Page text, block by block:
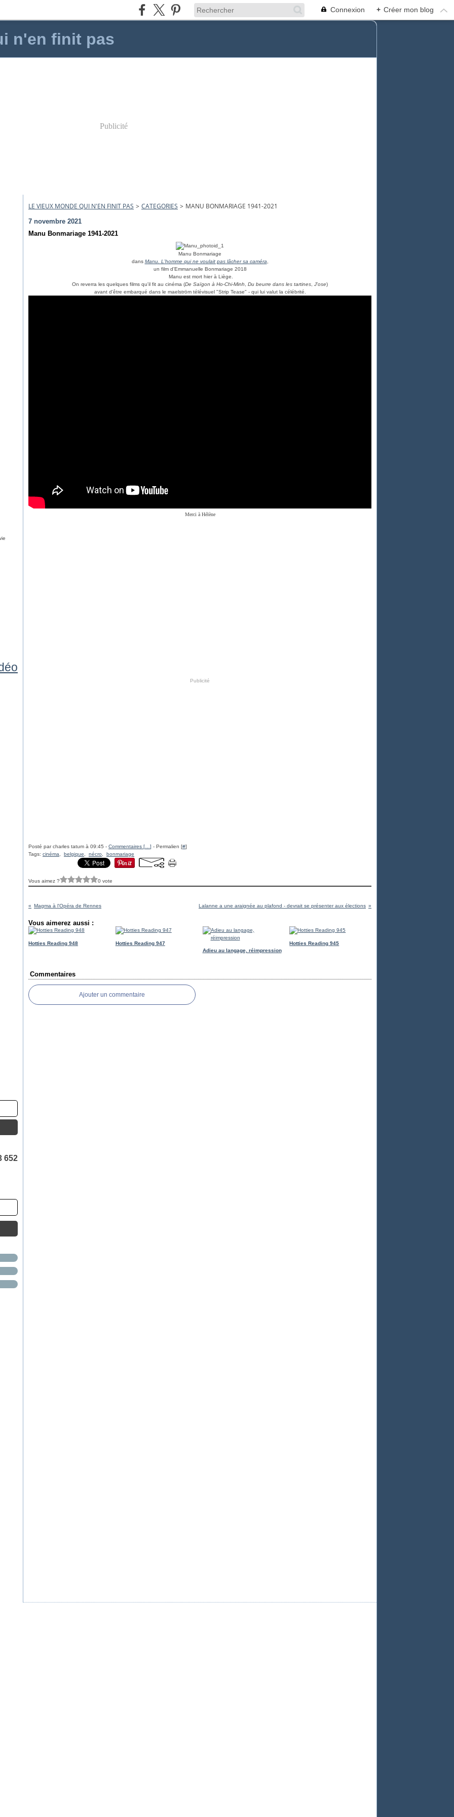
Connexion + Créer mon blog
n'en finit pas
Publicité
652
LE VIEUX MONDE QUI N'EN FINIT PAS > CATEGORIES > MANU BONMARIAGE 1941-2021
7 novembre 2021
Manu Bonmariage 1941-2021
Manu Bonmariage
dans Manu. L'homme qui ne voulait pas lâcher sa caméra
un film d'Emmanuelle Bonmariage 2018
Manu est mort hier à Liège.
On reverra les quelques films qu'il fit au cinéma (De Saïgon à Ho-Chi-Minh Du beurre dans les tartines J'ose)
avant d'être embarqué dans le maelström télévisuel "Strip Tease" - qui lui valut la célébrité.
Merci à Hélène
Publicité
Posté par charles tatum à 09:45 - Commentaires [ ] - Permalien [#]
Tags: cinéma belgique nécro bonmariage
Vous aimez ? 0 vote
Magma à l'Opéra de Rennes Lalanne a une araignée au plafond - devrait se présenter aux élections
Vous aimerez aussi :
Hotties Reading 948
Hotties Reading 947
Adieu au langage, réimpression
Hotties Reading 945
Commentaires
Ajouter un commentaire